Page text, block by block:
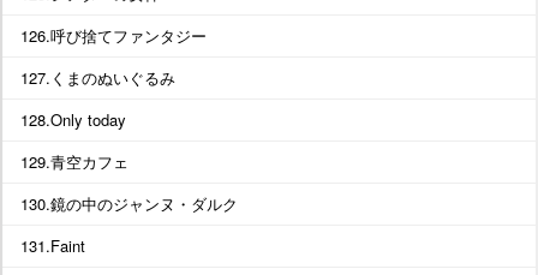
126.呼び捨てファンタジー
127.くまのぬいぐるみ
128.Only today
129.青空カフェ
130.鏡の中のジャンヌ・ダルク
131.Faint